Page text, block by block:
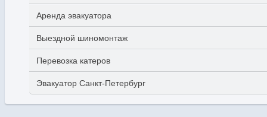
Аренда эвакуатора
Выездной шиномонтаж
Перевозка катеров
Эвакуатор Санкт-Петербург